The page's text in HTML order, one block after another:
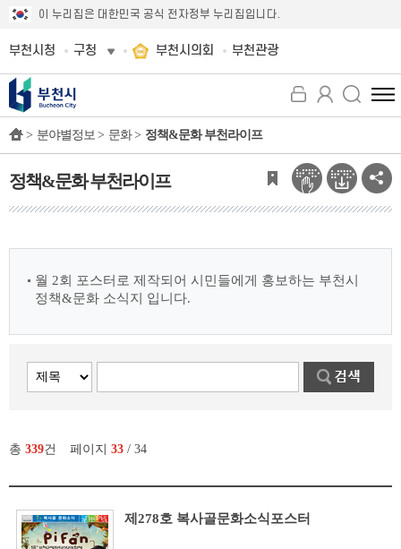
이 누리집은 대한민국 공식 전자정부 누리집입니다.
부천시청 구청 부천시의회 부천관광
전
체
뉴
보
기
> 분야별정보 > 문화 > 정책&문화 부천라이프
정책&문화 부천라이프
월 2회 포스터로 제작되어 시민들에게 홍보하는 부천시
정책&문화 소식지 입니다.
총 339건 페이지 33 / 34
제278호 복사골문화소식포스터